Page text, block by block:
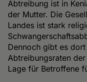
Abtreibung ist in
der Mutter. Die
Landes ist stark
Dennoch gibt es
Abtreibungsraten
Lage für Betroffene